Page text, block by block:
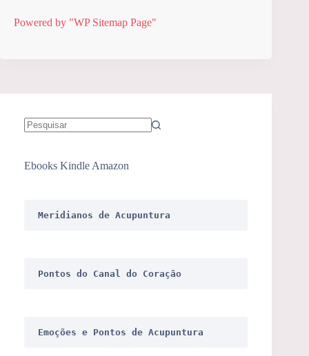
Powered by "WP Sitemap Page"
Ebooks Kindle Amazon
Meridianos de Acupuntura
Pontos do Canal do Coração
Emoções e Pontos de Acupuntura